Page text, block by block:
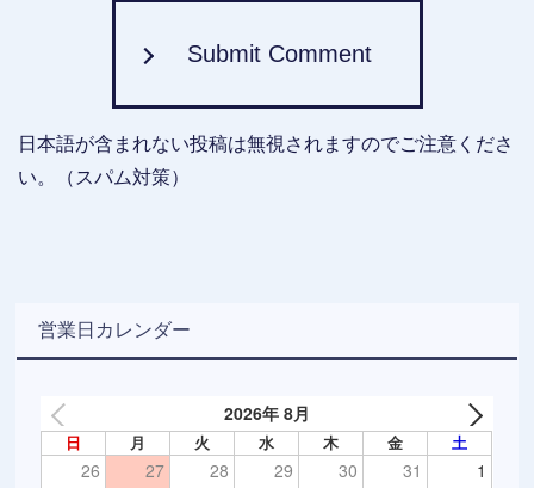
Submit Comment
日本語が含まれない投稿は無視されますのでご注意くださ
い。（スパム対策）
営業日カレンダー
2026年 8月
日 月 火 水 木 金 土
26 27 28 29 30 31 1